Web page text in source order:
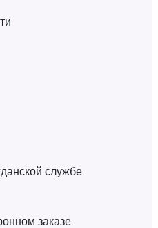
службе
заказе